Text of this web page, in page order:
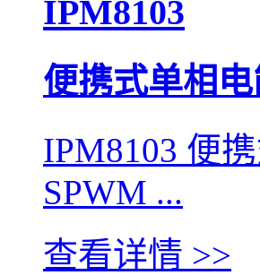
IPM8103
便携式单相
IPM8103 便
SPWM ...
查看详情 >>